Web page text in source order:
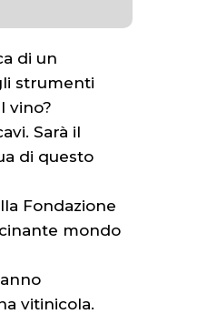
di un
strumenti
vino?
Sarà il
di questo
Fondazione
mondo
vitinicola.